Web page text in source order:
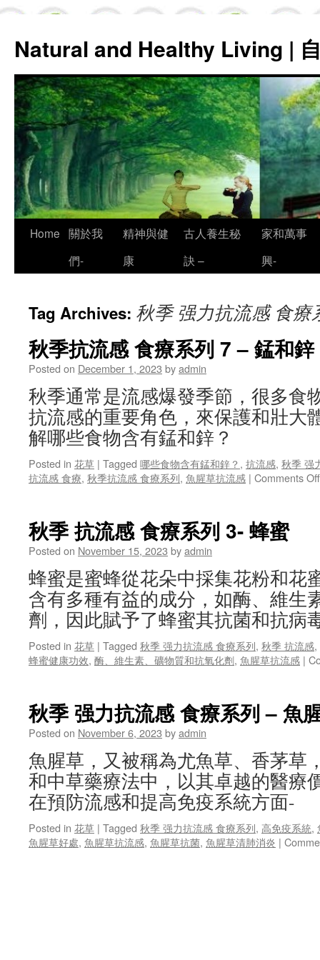
Natural and Healthy Living |
Skip
Home 關於我
們-
精神與健
康
古人養生秘
訣 –
家和萬事
興-
Tag Archives: 秋季 强力抗流感 食療
秋季抗流感 食療系列 7 – 錳和鋅
Posted on December 1, 2023 byadmin
秋季通常是流感爆發季節，很多食
抗流感的重要角色，來保護和壯大
解哪些食物含有錳和鋅？
Posted in 花草 | Tagged 哪些食物含有錳和鋅？ , 抗流感, 秋季 强
抗流感 食療, 秋季抗流感 食療系列, 魚腥草抗流感 | Comments Off
秋季 抗流感 食療系列 3- 蜂蜜
Posted on November 15, 2023 byadmin
蜂蜜是蜜蜂從花朵中採集花粉和花
含有多種有益的成分，如酶、維生
劑，因此賦予了蜂蜜其抗菌和抗病
Posted in 花草 | Tagged 秋季 强力抗流感 食療系列, 秋季 抗流感,
蜂蜜健康功效, 酶、維生素、礦物質和抗氧化劑, 魚腥草抗流感 |
秋季 强力抗流感 食療系列 – 魚
Posted on November 6, 2023 byadmin
魚腥草，又被稱為尤魚草、香茅草
和中草藥療法中，以其卓越的醫療
在預防流感和提高免疫系統方面-
Posted in 花草 | Tagged 秋季 强力抗流感 食療系列, 高免疫系統,
魚腥草好處, 魚腥草抗流感, 魚腥草抗菌, 魚腥草清肺消炎 |